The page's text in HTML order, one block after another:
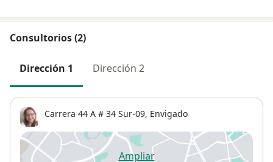
Consultorios (2)
Dirección 1 Dirección 2
Carrera 44 A # 34 Sur-09, Envigado
Ampliar